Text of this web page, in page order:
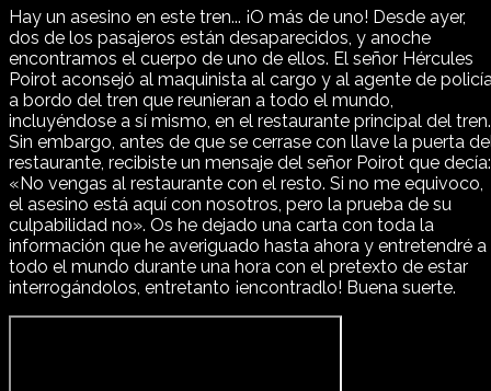
Hay un asesino en este tren... ¡O más de uno! Desde ayer,
dos de los pasajeros están desaparecidos, y anoche
encontramos el cuerpo de uno de ellos. El señor Hércules
Poirot aconsejó al maquinista al cargo y al agente de
a bordo del tren que reunieran a todo el mundo,
incluyéndose a sí mismo, en el restaurante principal del tren.
Sin embargo, antes de que se cerrase con llave la puerta
restaurante, recibiste un mensaje del señor Poirot que decía:
«No vengas al restaurante con el resto. Si no me equivoco,
el asesino está aquí con nosotros, pero la prueba de su
culpabilidad no». Os he dejado una carta con toda la
información que he averiguado hasta ahora y entretendré a
todo el mundo durante una hora con el pretexto de estar
interrogándolos, entretanto ¡encontradlo! Buena suerte.